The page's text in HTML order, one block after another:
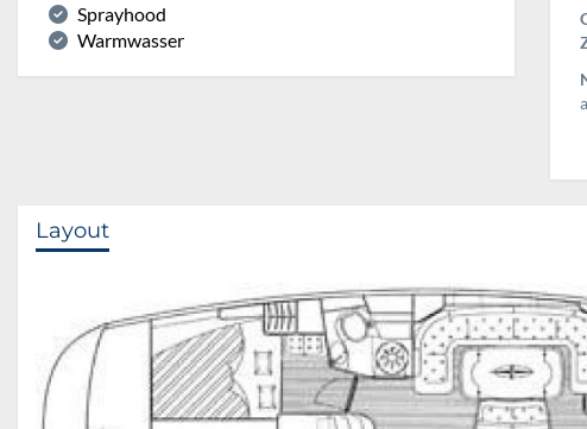
Sprayhood
Warmwasser
Layout